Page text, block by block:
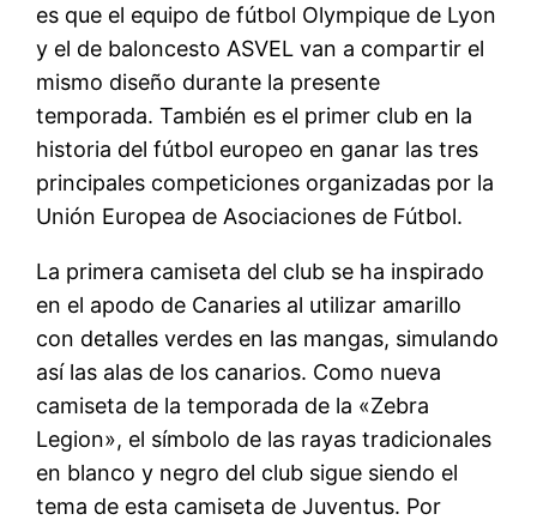
es que el equipo de fútbol Olympique de Lyon
y el de baloncesto ASVEL van a compartir el
mismo diseño durante la presente
temporada. También es el primer club en la
historia del fútbol europeo en ganar las tres
principales competiciones organizadas por la
Unión Europea de Asociaciones de Fútbol.
La primera camiseta del club se ha inspirado
en el apodo de Canaries al utilizar amarillo
con detalles verdes en las mangas, simulando
así las alas de los canarios. Como nueva
camiseta de la temporada de la «Zebra
Legion», el símbolo de las rayas tradicionales
en blanco y negro del club sigue siendo el
tema de esta camiseta de Juventus. Por